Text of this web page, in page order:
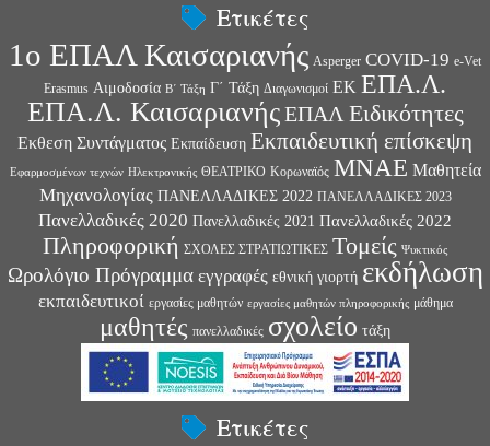
Ετικέτες
1ο ΕΠΑΛ Καισαριανής Asperger COVID-19 e-Vet
Erasmus Αιμοδοσία Β΄ Τάξη Γ΄ Τάξη Διαγωνισμοί ΕΚ ΕΠΑ.Λ.
ΕΠΑ.Λ. Καισαριανής ΕΠΑΛ Ειδικότητες
Εκθεση Συντάγματος Εκπαίδευση Εκπαιδευτική επίσκεψη
Εφαρμοσμένων τεχνών Ηλεκτρονικής ΘΕΑΤΡΙΚΟ Κορωναϊός ΜΝΑΕ Μαθητεία
Μηχανολογίας ΠΑΝΕΛΛΑΔΙΚΕΣ 2022 ΠΑΝΕΛΛΑΔΙΚΕΣ 2023
Πανελλαδικές 2020 Πανελλαδικές 2021 Πανελλαδικές 2022
Πληροφορική ΣΧΟΛΕΣ ΣΤΡΑΤΙΩΤΙΚΕΣ Τομείς Ψυκτικός
Ωρολόγιο Πρόγραμμα εγγραφές εθνική γιορτή εκδήλωση
εκπαιδευτικοί εργασίες μαθητών εργασίες μαθητών πληροφορικής μάθημα
μαθητές πανελλαδικές σχολείο τάξη
Ετικέτες